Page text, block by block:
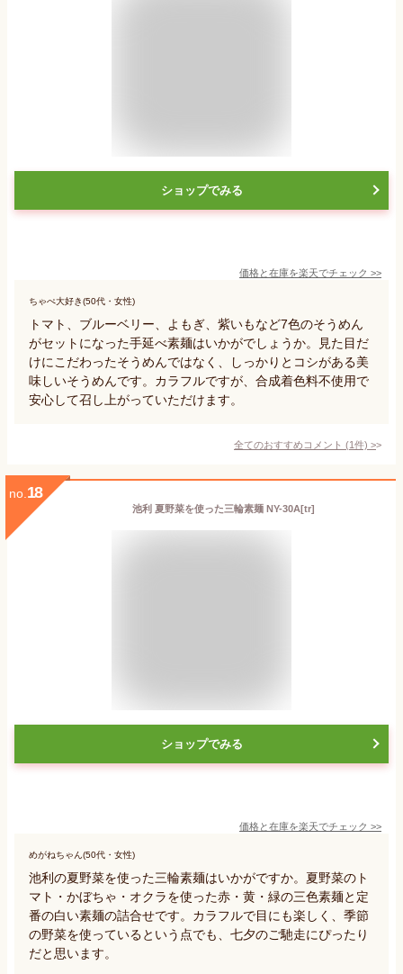
ショップでみる
価格と在庫を楽天でチェック >>
ちゃぺ大好き(50代・女性)
トマト、ブルーベリー、よもぎ、紫いもなど7色のそうめん
がセットになった手延べ素麺はいかがでしょうか。見た目だ
けにこだわったそうめんではなく、しっかりとコシがある美
味しいそうめんです。カラフルですが、合成着色料不使用で
安心して召し上がっていただけます。
全てのおすすめコメント (1件) >
no. 18
池利 夏野菜を使った三輪素麺 NY-30A[tr]
ショップでみる
価格と在庫を楽天でチェック >>
めがねちゃん(50代・女性)
池利の夏野菜を使った三輪素麺はいかがですか。夏野菜のト
マト・かぼちゃ・オクラを使った赤・黄・緑の三色素麺と定
番の白い素麺の詰合せです。カラフルで目にも楽しく、季節
の野菜を使っているという点でも、七夕のご馳走にぴったり
だと思います。